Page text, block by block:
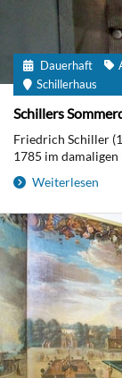
Dauerhaft
Schillerhaus
Schillers
Friedrich Schiller
1785 im
Weiterlesen